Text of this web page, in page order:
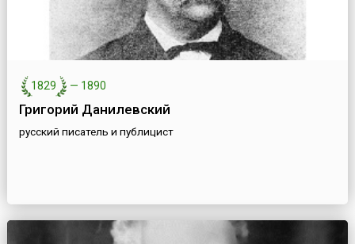
1829 — 1890
Григорий Данилевский
русский писатель и публицист